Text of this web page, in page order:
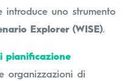
introduce uno strumento
Explorer (WISE).
pianificazione
organizzazioni di